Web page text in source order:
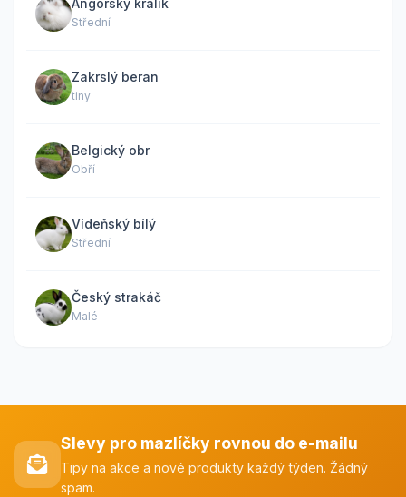
Angorský králík
Střední
Zakrslý beran
tiny
Belgický obr
Obří
Vídeňský bílý
Střední
Český strakáč
Malé
Slevy pro mazlíčky rovnou do e-mailu
Tipy na akce a nové produkty každý týden. Žádný
spam.